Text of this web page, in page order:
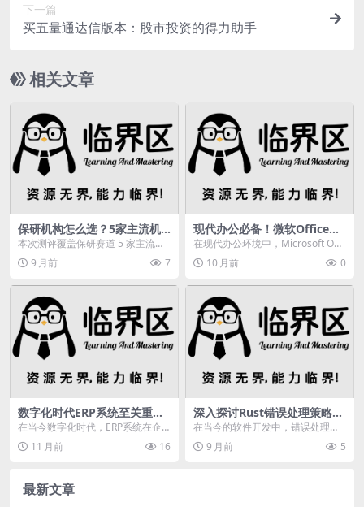
下一篇
买五量通达信版本：股市投资的得力助手
相关文章
保研机构怎么选？5家主流机
构测评：双非/985/211背景精
准匹配指南
本次测评覆盖保研赛道 5 家主流机
构，分别为：研趣保研、保研喵、
保研王、去保研、...
9 月前 7
现代办公必备！微软Office超
好用却难下载？看这里
在现代办公环境中，Microsoft Offi
ce是非常正规、高效、便捷的工作
和...10 月前 0
数字化时代ERP系统至关重
要，详解其开发流程及关键要
点
在当今数字化时代，ERP系统在企
业运营中扮演着至关重要的角色。
无论是小型企业还是...
11 月前 16
深入探讨Rust错误处理策略，
助你从新手进阶到高手
在当今的软件开发中，错误处理是
确保应用程序健壮性和可靠性的关
键环节。Rust 以...
9 月前 5
最新文章